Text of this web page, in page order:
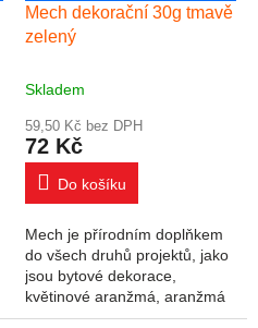
Mech dekorační 30g tmavě
zelený
Skladem
59,50 Kč bez DPH
72 Kč
Do košíku
Mech je přírodním doplňkem
do všech druhů projektů, jako
jsou bytové dekorace,
květinové aranžmá, aranžmá
na stůl a mnoho dalšího. V